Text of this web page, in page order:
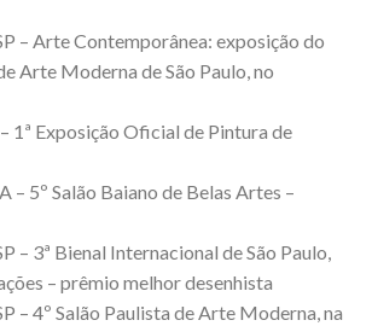
– Arte Contemporânea: exposição do
Arte Moderna de São Paulo, no
1ª Exposição Oficial de Pintura de
– 5º Salão Baiano de Belas Artes –
– 3ª Bienal Internacional de São Paulo,
– prêmio melhor desenhista
– 4º Salão Paulista de Arte Moderna, na